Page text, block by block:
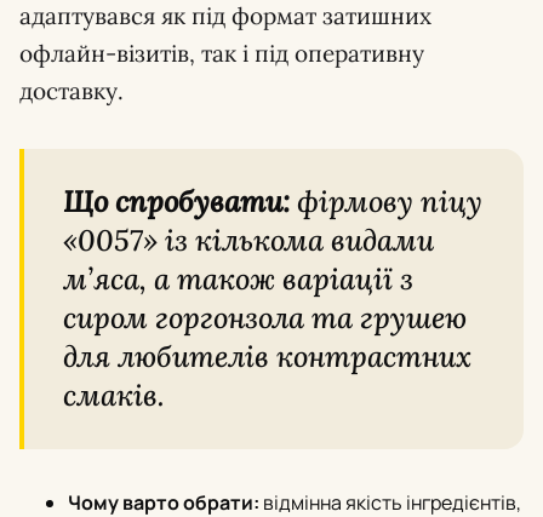
адаптувався як під формат затишних
офлайн-візитів, так і під оперативну
доставку.
Що спробувати:фірмову піцу
«0057» із кількома видами
м’яса, а також варіації з
сиром горгонзола та грушею
для любителів контрастних
смаків.
Чому варто обрати: відмінна якість інгредієнтів,